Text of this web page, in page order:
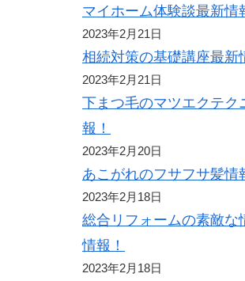
マイホーム体験談最新情
2023年2月21日
相続対策の基礎講座最新
2023年2月21日
下まつ毛のマツエクテク
報！
2023年2月20日
あこがれのフサフサ髪情
2023年2月18日
総合リフォームの素敵な
情報！
2023年2月18日